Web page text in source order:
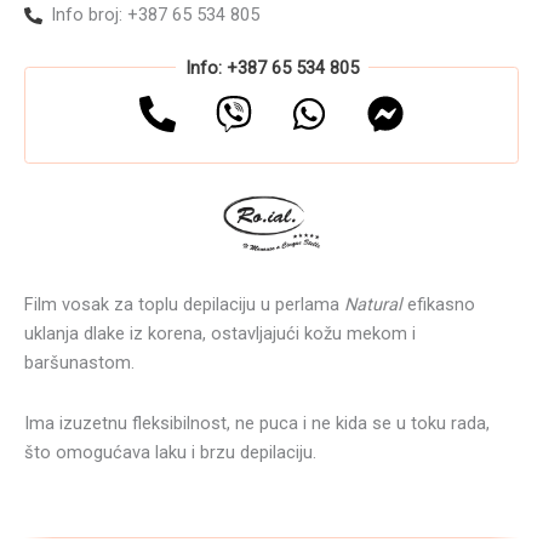
Info broj: +387 65 534 805
Info: +387 65 534 805
Film vosak za toplu depilaciju u perlama Naturalefikasno
uklanja dlake iz korena, ostavljajući kožu mekom i
baršunastom.
Ima izuzetnu fleksibilnost, ne puca i ne kida se u toku rada,
što omogućava laku i brzu depilaciju.